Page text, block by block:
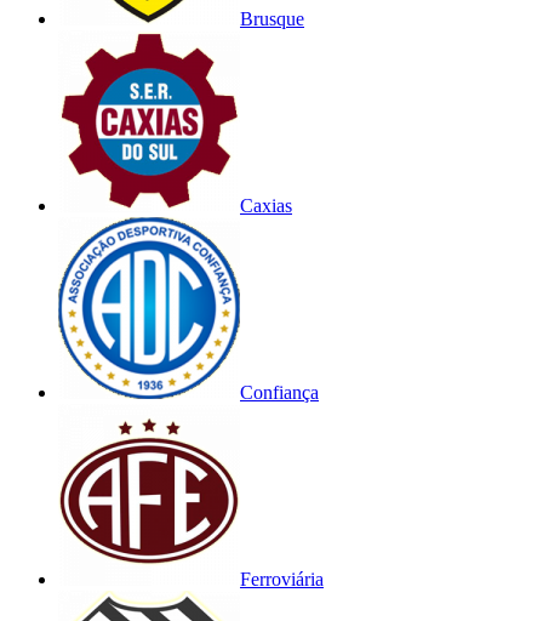
Brusque
Caxias
Confiança
Ferroviária